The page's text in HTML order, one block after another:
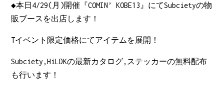
◆本日4/29(月)開催『COMIN’ KOBE13』にてSubcietyの物
販ブースを出店します！
Tイベント限定価格にてアイテムを展開！
Subciety,HiLDKの最新カタログ,ステッカーの無料配布
も行います！